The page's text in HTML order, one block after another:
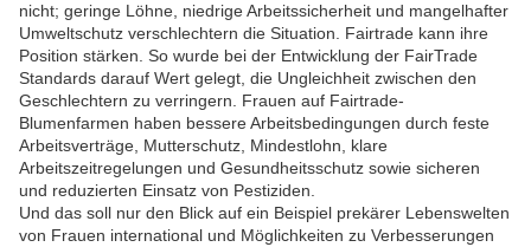
nicht; geringe Löhne, niedrige Arbeitssicherheit und mangelhafter
Umweltschutz verschlechtern die Situation. Fairtrade kann ihre
Position stärken. So wurde bei der Entwicklung der FairTrade
Standards darauf Wert gelegt, die Ungleichheit zwischen den
Geschlechtern zu verringern. Frauen auf Fairtrade-
Blumenfarmen haben bessere Arbeitsbedingungen durch feste
Arbeitsverträge, Mutterschutz, Mindestlohn, klare
Arbeitszeitregelungen und Gesundheitsschutz sowie sicheren
und reduzierten Einsatz von Pestiziden.
Und das soll nur den Blick auf ein Beispiel prekärer Lebenswelten
von Frauen international und Möglichkeiten zu Verbesserungen